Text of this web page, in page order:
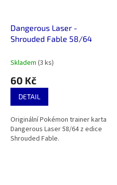
Dangerous Laser -
Shrouded Fable 58/64
Skladem (3 ks)
60 Kč
DETAIL
Originální Pokémon trainer karta
Dangerous Laser 58/64 z edice
Shrouded Fable.